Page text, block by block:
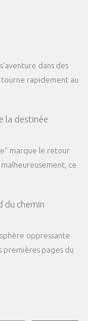
dans des
tourne rapidement au
la destinée
marque le retour
ce
du chemin
oppressante
premières pages du